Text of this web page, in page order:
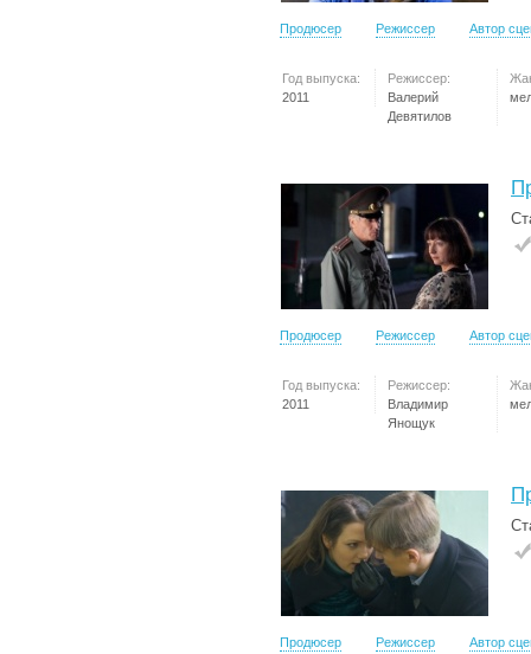
Продюсер Режиссер Автор
Год выпуска:
2011
Режиссер:
Валерий
Девятилов
Продюсер Режиссер Автор
Год выпуска:
2011
Режиссер:
Владимир
Янощук
Продюсер Режиссер Автор